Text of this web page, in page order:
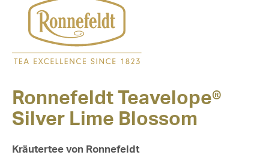
Ronnefeldt Teavelope®
Silver Lime Blossom
Kräutertee von Ronnefeldt